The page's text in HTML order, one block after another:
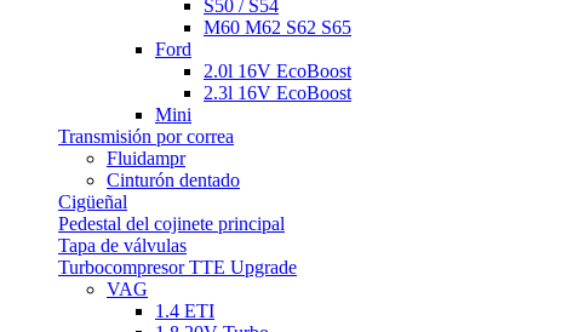
S50 / S54
M60 M62 S62 S65
Ford
2.0l 16V EcoBoost
2.3l 16V EcoBoost
Mini
Transmisión por correa
Fluidampr
Cinturón dentado
Cigüeñal
Pedestal del cojinete principal
Tapa de válvulas
Turbocompresor TTE Upgrade
VAG
1.4 ETI